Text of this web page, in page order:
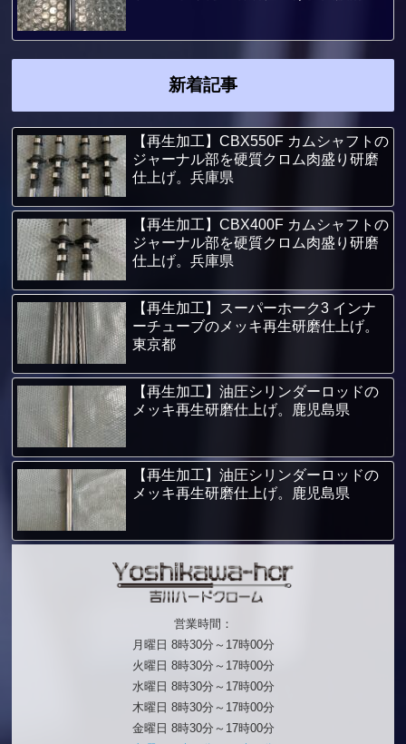
新着記事
【再生加工】CBX550F カムシャフトの
ジャーナル部を硬質クロム肉盛り研磨
仕上げ。兵庫県
【再生加工】CBX400F カムシャフトの
ジャーナル部を硬質クロム肉盛り研磨
仕上げ。兵庫県
【再生加工】スーパーホーク3 インナ
ーチューブのメッキ再生研磨仕上げ。
東京都
【再生加工】油圧シリンダーロッドの
メッキ再生研磨仕上げ。鹿児島県
【再生加工】油圧シリンダーロッドの
メッキ再生研磨仕上げ。鹿児島県
営業時間：
月曜日 8時30分～17時00分
火曜日 8時30分～17時00分
水曜日 8時30分～17時00分
木曜日 8時30分～17時00分
金曜日 8時30分～17時00分